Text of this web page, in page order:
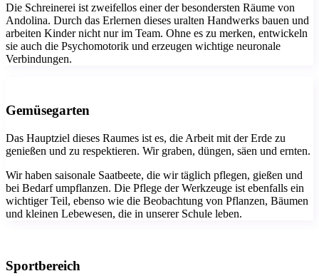
Die Schreinerei ist zweifellos einer der besondersten Räume von
Andolina. Durch das Erlernen dieses uralten Handwerks bauen und
arbeiten Kinder nicht nur im Team. Ohne es zu merken, entwickeln
sie auch die Psychomotorik und erzeugen wichtige neuronale
Verbindungen.
Gemüsegarten
Das Hauptziel dieses Raumes ist es, die Arbeit mit der Erde zu
genießen und zu respektieren. Wir graben, düngen, säen und ernten.
Wir haben saisonale Saatbeete, die wir täglich pflegen, gießen und
bei Bedarf umpflanzen. Die Pflege der Werkzeuge ist ebenfalls ein
wichtiger Teil, ebenso wie die Beobachtung von Pflanzen, Bäumen
und kleinen Lebewesen, die in unserer Schule leben.
Sportbereich